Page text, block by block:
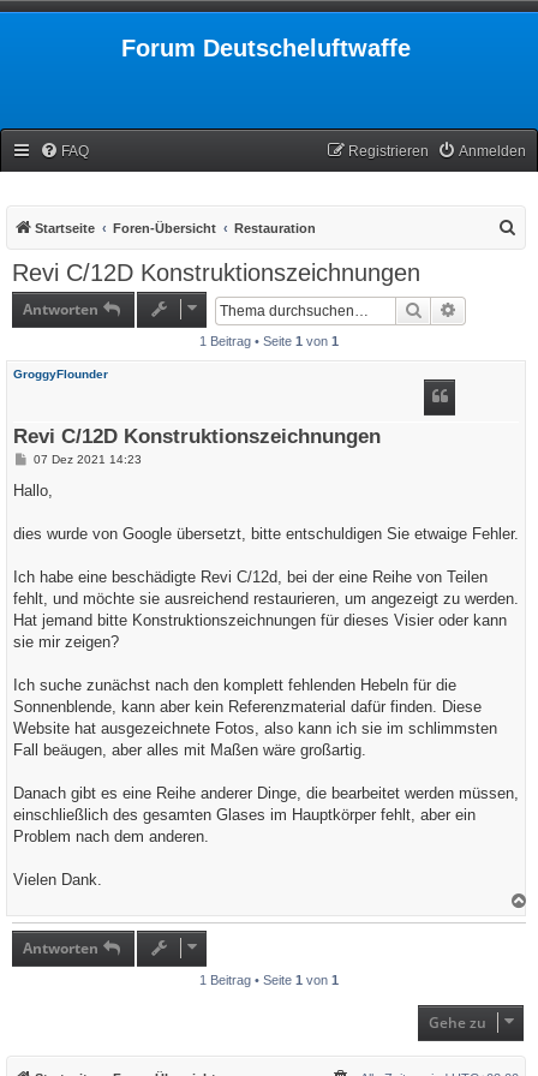
Forum Deutscheluftwaffe
FAQ Anmelden
Registrieren
Startseite Foren-Übersicht Restauration
Revi C/12D Konstruktionszeichnungen
Antworten Suche
1 Beitrag • Seite 1 von 1
GroggyFlounder
Revi C/12D Konstruktionszeichnungen
B
i
a
07 Dez 2021 14:23
Hallo,
dies wurde von Google übersetzt, bitte entschuldigen Sie etwaige Fehler.
Ich habe eine beschädigte Revi C/12d, bei der eine Reihe von Teilen
fehlt, und möchte sie ausreichend restaurieren, um angezeigt zu werden.
Hat jemand bitte Konstruktionszeichnungen für dieses Visier oder kann
sie mir zeigen?
Ich suche zunächst nach den komplett fehlenden Hebeln für die
Sonnenblende, kann aber kein Referenzmaterial dafür finden. Diese
Website hat ausgezeichnete Fotos, also kann ich sie im schlimmsten
Fall beäugen, aber alles mit Maßen wäre großartig.
Danach gibt es eine Reihe anderer Dinge, die bearbeitet werden müssen,
einschließlich des gesamten Glases im Hauptkörper fehlt, aber ein
Problem nach dem anderen.
Vielen Dank.
Antworten
1 Beitrag • Seite 1 von 1
Gehe zu